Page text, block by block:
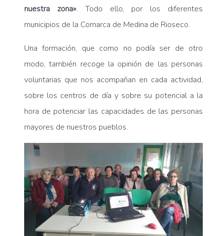
nuestra zona». Todo ello, por los diferentes
municipios de la Comarca de Medina de Rioseco.
Una formación, que como no podía ser de otro
modo, también recoge la opinión de las personas
voluntarias que nos acompañan en cada actividad,
sobre los centros de día y sobre su potencial a la
hora de potenciar las capacidades de las personas
mayores de nuestros pueblos.